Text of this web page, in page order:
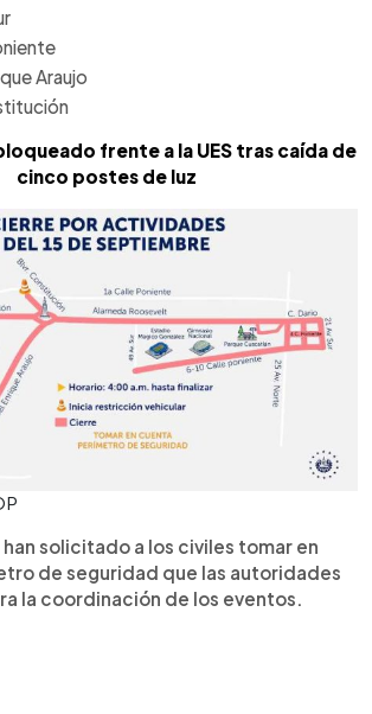
Araujo
frente a la UES tras caída de
cinco postes de luz
solicitado a los civiles tomar en
de seguridad que las autoridades
la coordinación de los eventos.